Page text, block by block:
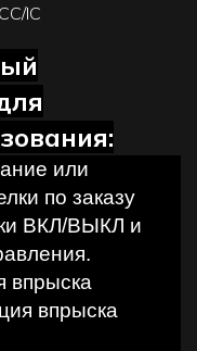
IC
или
по заказу
ВКЛ/ВЫКЛ и
впрыска
впрыска